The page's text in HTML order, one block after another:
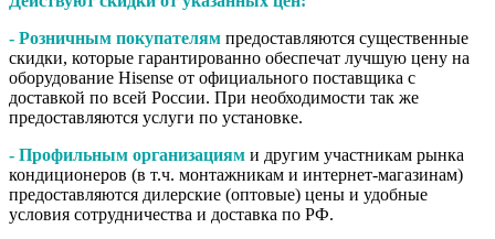
- Розничным покупателям предоставляются существенные
скидки, которые гарантированно обеспечат лучшую цену на
оборудование Hisense от официального поставщика с
доставкой по всей России. При необходимости так же
предоставляются услуги по установке.
- Профильным организациям и другим участникам рынка
кондиционеров (в т.ч. монтажникам и интернет-магазинам)
предоставляются дилерские (оптовые) цены и удобные
условия сотрудничества и доставка по РФ.